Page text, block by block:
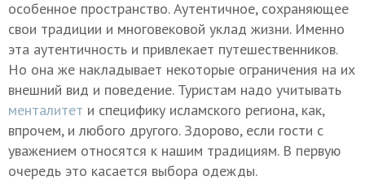
особенное пространство. Аутентичное, сохраняющее
свои традиции и многовековой уклад жизни. Именно
эта аутентичность и привлекает путешественников.
Но она же накладывает некоторые ограничения на их
внешний вид и поведение. Туристам надо учитывать
менталитет и специфику исламского региона, как,
впрочем, и любого другого. Здорово, если гости с
уважением относятся к нашим традициям. В первую
очередь это касается выбора одежды.